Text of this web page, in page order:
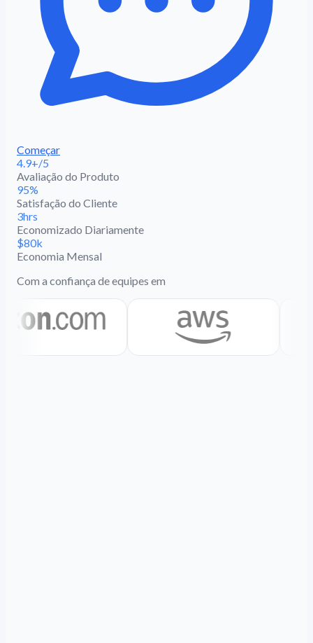
Começar
4.9+/5
Avaliação do Produto
95%
Satisfação do Cliente
3hrs
Economizado Diariamente
$80k
Economia Mensal
Com a confiança de equipes em